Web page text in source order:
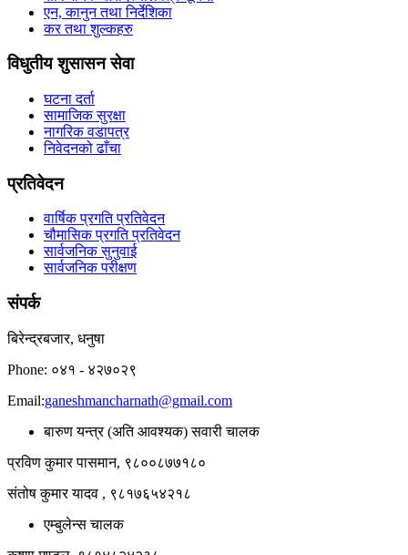
एन, कानुन तथा निर्देशिका
कर तथा शुल्कहरु
विधुतीय शुसासन सेवा
घटना दर्ता
सामाजिक सुरक्षा
नागरिक वडापत्र
निवेदनको ढाँचा
प्रतिवेदन
वार्षिक प्रगति प्रतिवेदन
चौमासिक प्रगति प्रतिवेदन
सार्वजनिक सुनुवाई
सार्वजनिक परीक्षण
संपर्क
बिरेन्द्रबजार, धनुषा
Phone: ०४१ - ४२७०२९
Email:ganeshmancharnath@gmail.com
बारुण यन्त्र (अति आवश्यक) सवारी चालक
प्रविण कुमार पासमान, ९८००८७७१८०
संतोष कुमार यादव , ९८१७६५४२१८
एम्बुलेन्स चालक